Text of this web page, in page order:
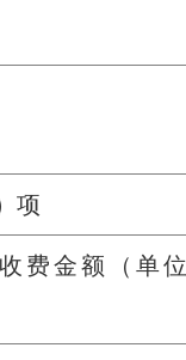
项
费金额（单